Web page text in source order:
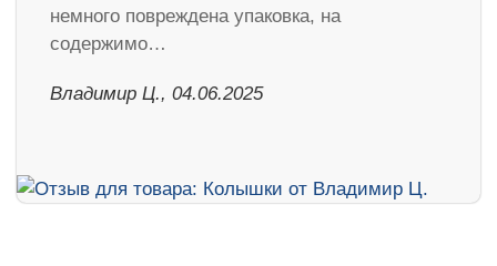
немного повреждена упаковка, на
содержимо…
Владимир Ц., 04.06.2025